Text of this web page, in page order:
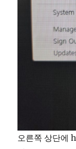
오른쪽 상단에